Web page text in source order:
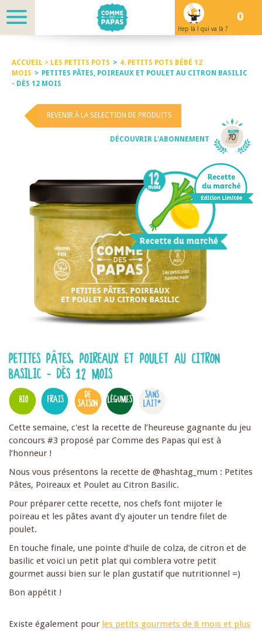
Hep là ! qui va là ?
0
ACCUEIL > LES PETITS POTS > 4. PETITS POTS BÉBÉ 12
MOIS > PETITES PÂTES, POIREAUX ET POULET AU CITRON BASILIC
- DÈS 12 MOIS
REVENIR À LA SELECTION DE PRODUITS
DÉCOUVRIR L'ABONNEMENT
PETITES PÂTES, POIREAUX ET POULET AU CITRON
BASILIC - DÈS 12 MOIS
BIO FRAIS
DE
SAISON
LÉGUMES
SANS
LAIT*
Cette semaine, c'est la recette de l’heureuse gagnante du jeu
concours #3 proposé par Comme des Papas qui est à
l’honneur !
Nous vous présentons la recette de @hashtag_mum : Petites
Pâtes, Poireaux et Poulet au Citron Basilic.
Pour préparer cette recette, nos chefs font mijoter le
poireau et les pâtes avant d'y ajouter un tendre filet de
poulet.
En touche finale, une pointe d'huile de colza, de citron et de
basilic et voici un petit plat qui comblera votre petit
gourmet aussi bien sur le plan gustatif que nutritionnel =)
Bon appétit !
Existe également pour les petits gourmets de 8 mois et plus